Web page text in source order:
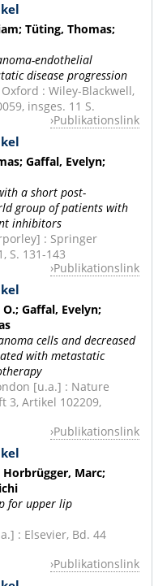
Tüting, Thomas;
endothelial
disease progression
: Wiley-Blackwell,
insges. 11 S.
Publikationslink
Gaffal, Evelyn;
a short post-
group of patients with
inhibitors
: Springer
S. 131-143
Publikationslink
Gaffal, Evelyn;
cells and decreased
with metastatic
[u.a.] : Nature
3, Artikel 102209,
Publikationslink
Marc;
for upper lip
: Elsevier, Bd. 44
Publikationslink